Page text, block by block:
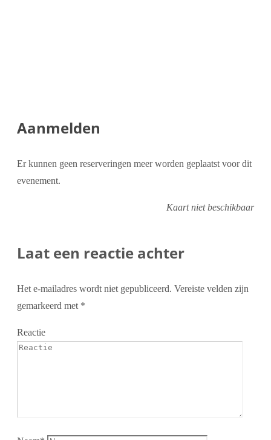
Aanmelden
Er kunnen geen reserveringen meer worden geplaatst voor dit
evenement.
Kaart niet beschikbaar
Laat een reactie achter
Het e-mailadres wordt niet gepubliceerd. Vereiste velden zijn
gemarkeerd met *
Reactie